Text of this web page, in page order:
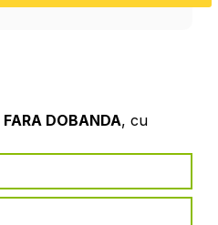
FARA DOBANDA, cu